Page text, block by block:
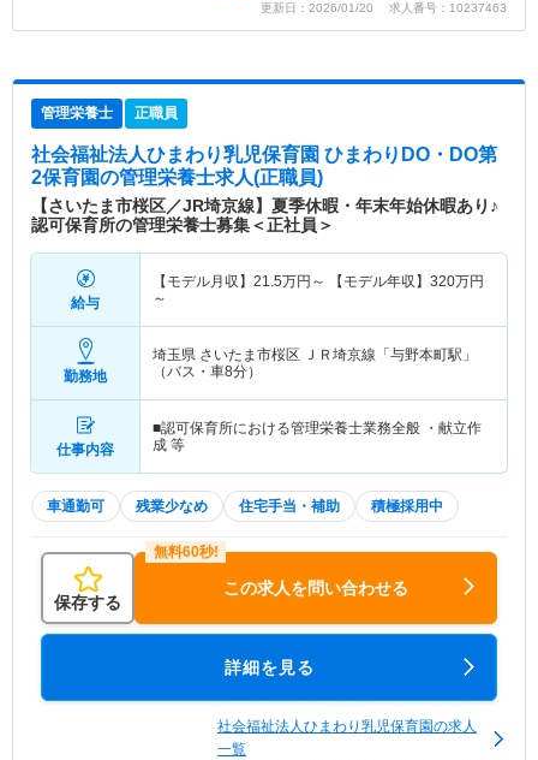
更新日：2026/01/20 求人番号：10237463
管理栄養士 正職員
社会福祉法人ひまわり乳児保育園 ひまわりDO・DO第
2保育園の管理栄養士求人(正職員)
【さいたま市桜区／JR埼京線】夏季休暇・年末年始休暇あり♪
認可保育所の管理栄養士募集＜正社員＞
給与
【モデル月収】 21.5万円～ 【モデル年収】 320万円
～
勤務地
埼玉県 さいたま市桜区 ＪＲ埼京線「与野本町駅」
（バス・車8分）
仕事内容
■認可保育所における管理栄養士業務全般 ・献立作
成 等
車通勤可 残業少なめ 住宅手当・補助 積極採用中
保存する
この求人を問い合わせる
詳細を見る
社会福祉法人ひまわり乳児保育園の求人
一覧